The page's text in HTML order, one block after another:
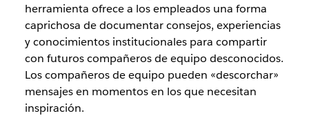
herramienta ofrece a los empleados una forma
caprichosa de documentar consejos, experiencias
y conocimientos institucionales para compartir
con futuros compañeros de equipo desconocidos.
Los compañeros de equipo pueden «descorchar»
mensajes en momentos en los que necesitan
inspiración.